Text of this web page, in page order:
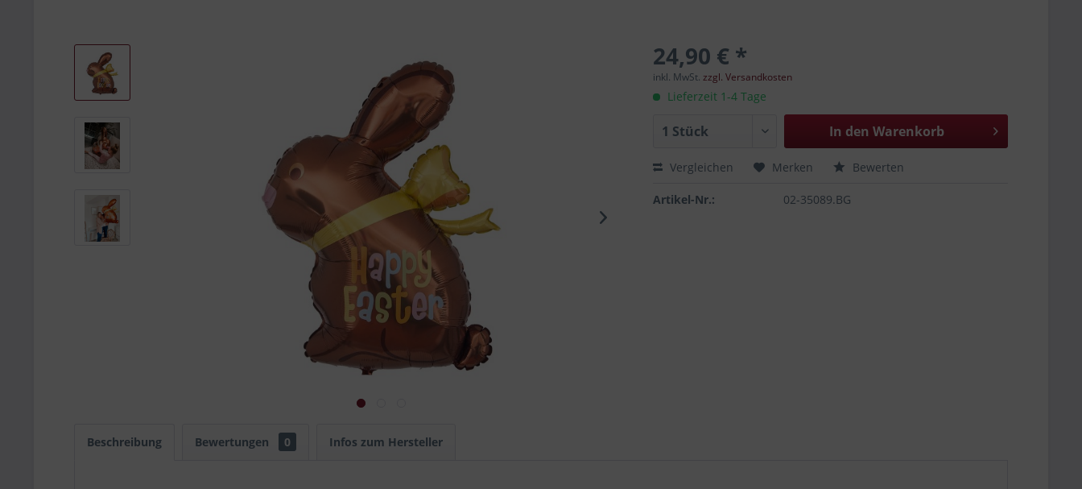
24,90 € *
inkl. MwSt.zzgl. Versandkosten
Lieferzeit 1-4 Tage
In den Warenkorb
Vergleichen Merken Bewerten
Artikel-Nr.: 02-35089.BG
Beschreibung Bewertungen 0 Infos zum Hersteller